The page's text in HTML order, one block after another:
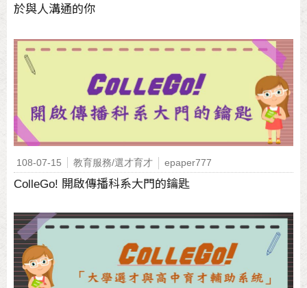
於與人溝通的你
108-07-15 教育服務/選才育才 epaper777
ColleGo! 開啟傳播科系大門的鑰匙